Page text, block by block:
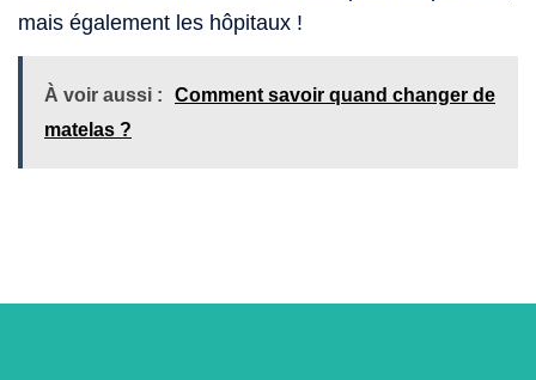
mais également les hôpitaux !
À voir aussi :
Comment savoir quand changer de
matelas ?